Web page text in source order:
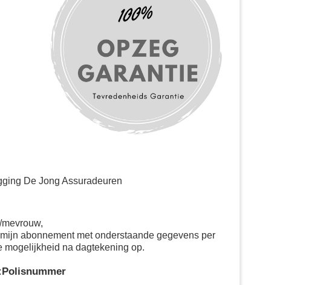
De Jong Assuradeuren
abonnement met onderstaande gegevens per
mogelijkheid na dagtekening op.